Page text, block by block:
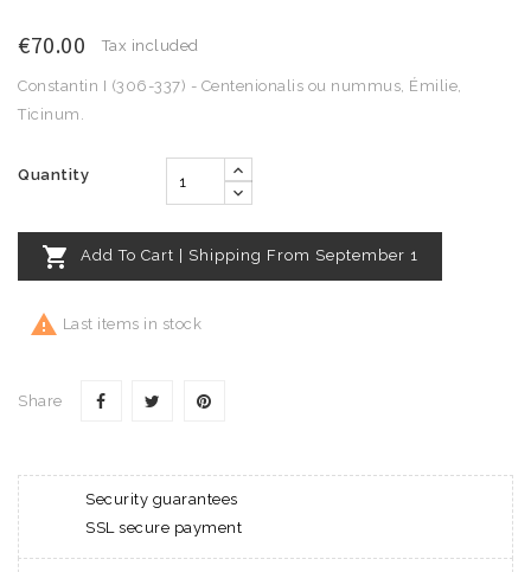
€70.00 Tax included
Constantin I (306-337) - Centenionalis ou nummus, Émilie,
Ticinum.
Quantity
 Add To Cart | Shipping From September 1
 Last items in stock
Share
Security guarantees
SSL secure payment